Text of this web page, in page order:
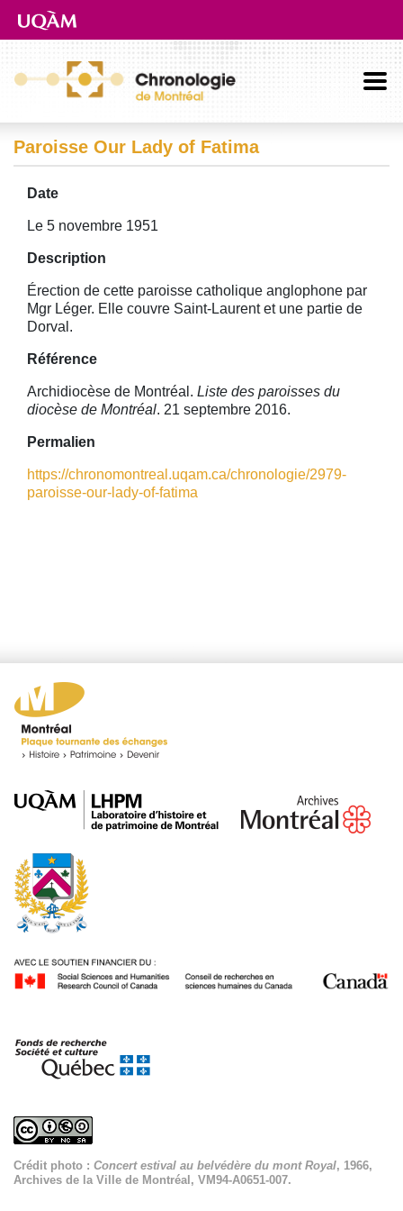
Aller directement au contenu principal
Paroisse Our Lady of Fatima
Date
Le 5 novembre 1951
Description
Érection de cette paroisse catholique anglophone par
Mgr Léger. Elle couvre Saint-Laurent et une partie de
Dorval.
Référence
Archidiocèse de Montréal. Liste des paroisses du
diocèse de Montréal. 21 septembre 2016.
Permalien
https://chronomontreal.uqam.ca/chronologie/2979-
paroisse-our-lady-of-fatima
Crédit photo : Concert estival au belvédère du mont Royal, 1966,
Archives de la Ville de Montréal, VM94-A0651-007.